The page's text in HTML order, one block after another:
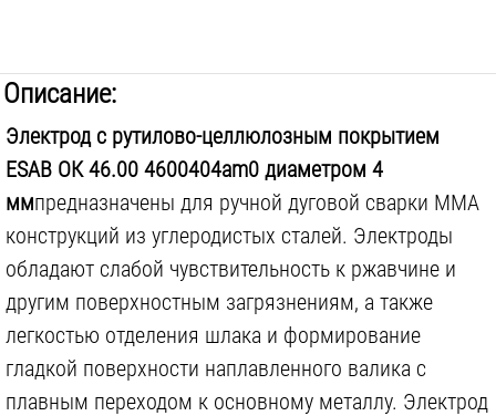
Описание:
Электрод с рутилово-целлюлозным покрытием
ESAB ОК 46.00 4600404am0 диаметром 4
ммпредназначены для ручной дуговой сварки MMA
конструкций из углеродистых сталей. Электроды
обладают слабой чувствительность к ржавчине и
другим поверхностным загрязнениям, а также
легкостью отделения шлака и формирование
гладкой поверхности наплавленного валика с
плавным переходом к основному металлу. Электрод